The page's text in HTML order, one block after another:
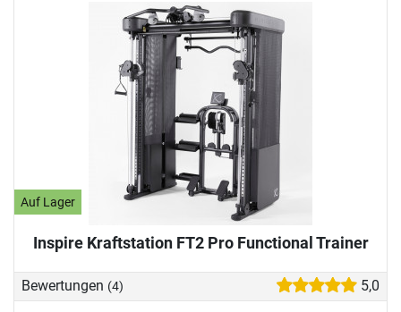
Auf Lager
Inspire Kraftstation FT2 Pro Functional Trainer
Bewertungen (4) 5,0